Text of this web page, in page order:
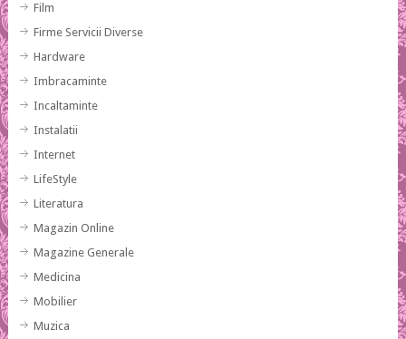
Film
Firme Servicii Diverse
Hardware
Imbracaminte
Incaltaminte
Instalatii
Internet
LifeStyle
Literatura
Magazin Online
Magazine Generale
Medicina
Mobilier
Muzica